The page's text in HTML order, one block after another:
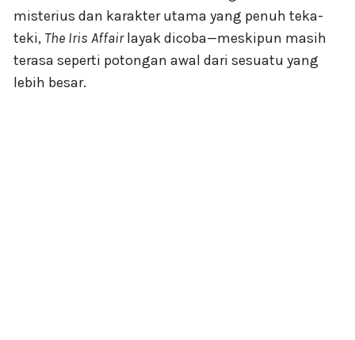
misterius dan karakter utama yang penuh teka-
teki, The Iris Affairlayak dicoba—meskipun masih
terasa seperti potongan awal dari sesuatu yang
lebih besar.